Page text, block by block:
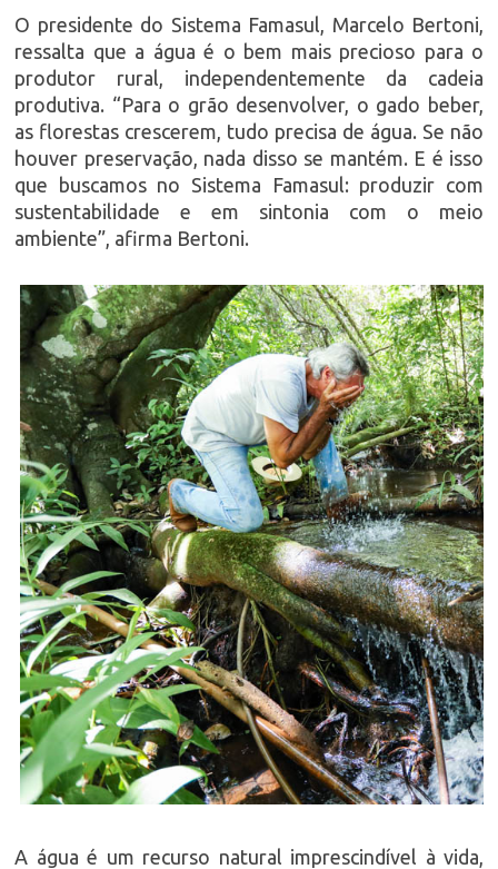
O presidente do Sistema Famasul, Marcelo Bertoni,
ressalta que a água é o bem mais precioso para o
produtor rural, independentemente da cadeia
produtiva. “Para o grão desenvolver, o gado beber,
as florestas crescerem, tudo precisa de água. Se não
houver preservação, nada disso se mantém. E é isso
que buscamos no Sistema Famasul: produzir com
sustentabilidade e em sintonia com o meio
ambiente”, afirma Bertoni.
A água é um recurso natural imprescindível à vida,